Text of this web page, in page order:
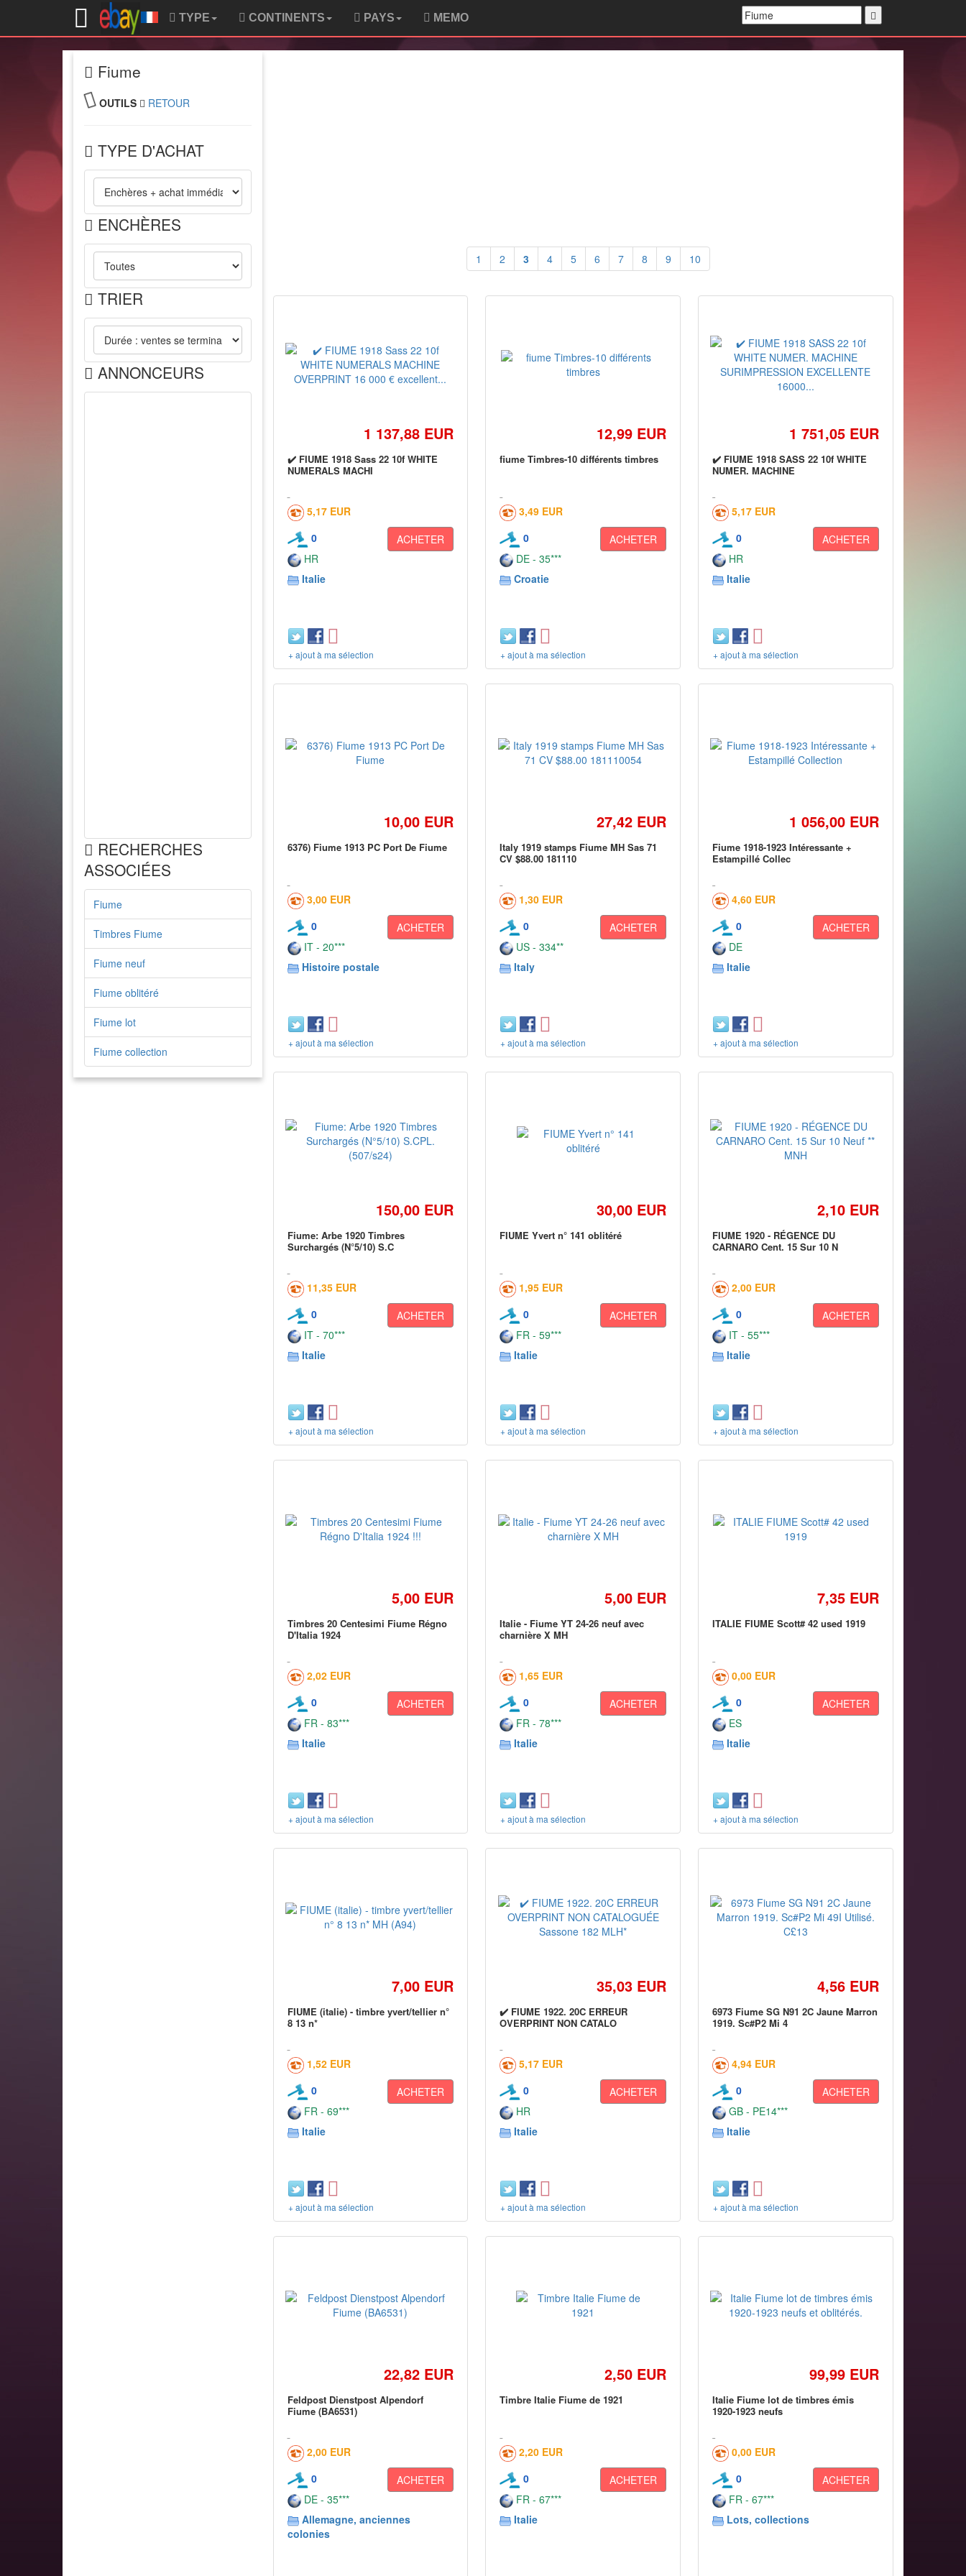
TYPE CONTINENTS PAYS MEMO
Fiume
OUTILS RETOUR
TYPE D'ACHAT
ENCHÈRES
TRIER
ANNONCEURS
RECHERCHES
ASSOCIÉES
Fiume
Timbres Fiume
Fiume neuf
Fiume oblitéré
Fiume lot
Fiume collection
1 2 3 4 5 6 7 8 9 10
1 137,88 EUR
✔️ FIUME 1918 Sass 22 10f WHITE
NUMERALS MACHI
5,17 EUR
0
ACHETER
HR
Italie
+ ajout à ma sélection
12,99 EUR
fiume Timbres-10 différents timbres
3,49 EUR
0
ACHETER
DE - 35***
Croatie
+ ajout à ma sélection
1 751,05 EUR
✔️ FIUME 1918 SASS 22 10f WHITE
NUMER. MACHINE
5,17 EUR
0
ACHETER
HR
Italie
+ ajout à ma sélection
10,00 EUR
6376) Fiume 1913 PC Port De Fiume
3,00 EUR
0
ACHETER
IT - 20***
Histoire postale
+ ajout à ma sélection
27,42 EUR
Italy 1919 stamps Fiume MH Sas 71
CV $88.00 181110
1,30 EUR
0
ACHETER
US - 334**
Italy
+ ajout à ma sélection
1 056,00 EUR
Fiume 1918-1923 Intéressante +
Estampillé Collec
4,60 EUR
0
ACHETER
DE
Italie
+ ajout à ma sélection
150,00 EUR
Fiume: Arbe 1920 Timbres
Surchargés (N°5/10) S.C
11,35 EUR
0
ACHETER
IT - 70***
Italie
+ ajout à ma sélection
30,00 EUR
FIUME Yvert n° 141 oblitéré
1,95 EUR
0
ACHETER
FR - 59***
Italie
+ ajout à ma sélection
2,10 EUR
FIUME 1920 - RÉGENCE DU
CARNARO Cent. 15 Sur 10 N
2,00 EUR
0
ACHETER
IT - 55***
Italie
+ ajout à ma sélection
5,00 EUR
Timbres 20 Centesimi Fiume Régno
D'Italia 1924
2,02 EUR
0
ACHETER
FR - 83***
Italie
+ ajout à ma sélection
5,00 EUR
Italie - Fiume YT 24-26 neuf avec
charnière X MH
1,65 EUR
0
ACHETER
FR - 78***
Italie
+ ajout à ma sélection
7,35 EUR
ITALIE FIUME Scott# 42 used 1919
0,00 EUR
0
ACHETER
ES
Italie
+ ajout à ma sélection
7,00 EUR
FIUME (italie) - timbre yvert/tellier n°
8 13 n*
1,52 EUR
0
ACHETER
FR - 69***
Italie
+ ajout à ma sélection
35,03 EUR
✔️ FIUME 1922. 20C ERREUR
OVERPRINT NON CATALO
5,17 EUR
0
ACHETER
HR
Italie
+ ajout à ma sélection
4,56 EUR
6973 Fiume SG N91 2C Jaune Marron
1919. Sc#P2 Mi 4
4,94 EUR
0
ACHETER
GB - PE14***
Italie
+ ajout à ma sélection
22,82 EUR
Feldpost Dienstpost Alpendorf
Fiume (BA6531)
2,00 EUR
0
ACHETER
DE - 35***
Allemagne, anciennes
colonies
2,50 EUR
Timbre Italie Fiume de 1921
2,20 EUR
0
ACHETER
FR - 67***
Italie
99,99 EUR
Italie Fiume lot de timbres émis
1920-1923 neufs
0,00 EUR
0
ACHETER
FR - 67***
Lots, collections